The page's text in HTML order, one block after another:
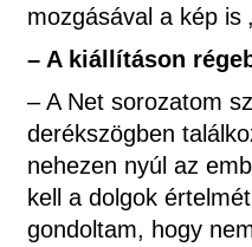
mozgásával a kép is
– A kiállításon
– A Net sorozatom
derékszögben
nehezen nyúl az
kell a dolgok
gondoltam, hogy